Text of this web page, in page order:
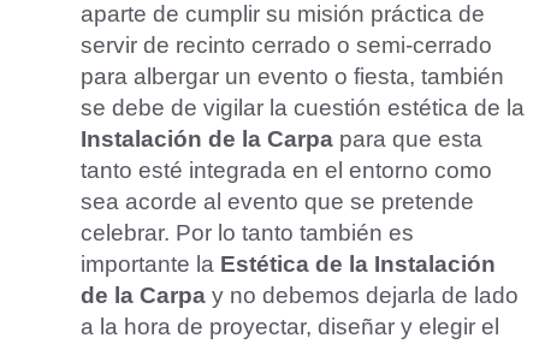
aparte de cumplir su misión práctica de
servir de recinto cerrado o semi-cerrado
para albergar un evento o fiesta, también
se debe de vigilar la cuestión estética de la
Instalación de la Carpa para que esta
tanto esté integrada en el entorno como
sea acorde al evento que se pretende
celebrar. Por lo tanto también es
importante la Estética de la Instalación
de la Carpa y no debemos dejarla de lado
a la hora de proyectar, diseñar y elegir el